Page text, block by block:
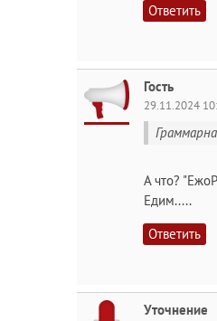
Ответить
Гость
29.11.2024
А что?
Едим.....
Ответить
Уточнение